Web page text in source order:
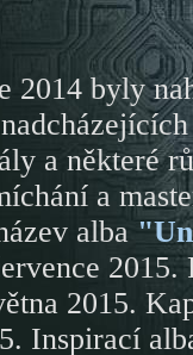
2014 byly
a některé
a
alba
2015.
Inspirací